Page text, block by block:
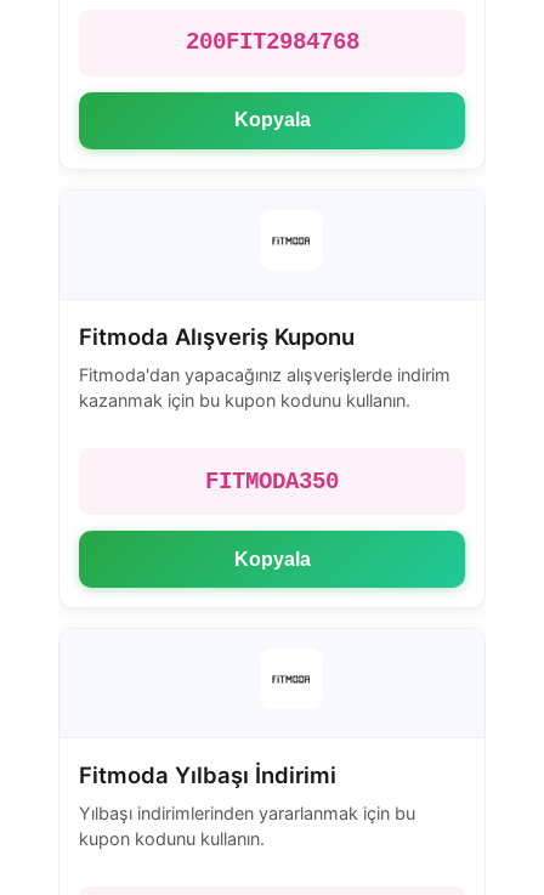
200FIT2984768
Kopyala
Fitmoda Alışveriş Kuponu
Fitmoda'dan yapacağınız alışverişlerde indirim
kazanmak için bu kupon kodunu kullanın.
FITMODA350
Kopyala
Fitmoda Yılbaşı İndirimi
Yılbaşı indirimlerinden yararlanmak için bu
kupon kodunu kullanın.